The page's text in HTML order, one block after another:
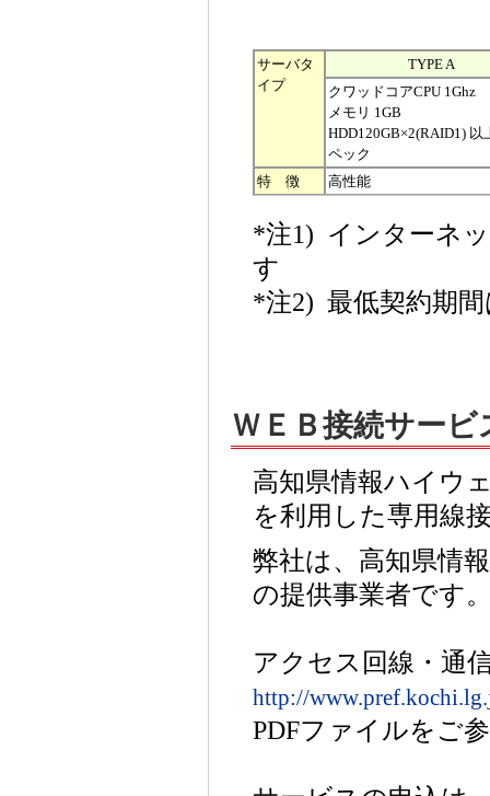
サーバタ
イプ
TYPE A
クワッドコアCPU 1Ghz
メモリ 1GB
HDD120GB×2(RAID1) 以
ペック
特 徴
高性能
*注1) インターネ
す
*注2) 最低契約期
ＷＥＢ接続サー
高知県情報ハイウ
を利用した専用線
弊社は、高知県情
の提供事業者です
アクセス回線・通
http://
PDFファイルをご